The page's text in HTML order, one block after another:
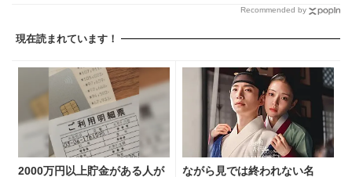
Recommended by
現在読まれています！
2000万円以上貯金がある人が
ながら見では終われない名